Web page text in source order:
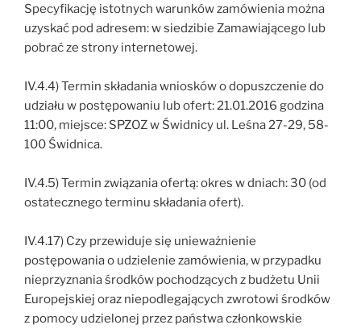
Specyfikację istotnych warunków zamówienia można
uzyskać pod adresem: w siedzibie Zamawiającego lub
pobrać ze strony internetowej.
IV.4.4) Termin składania wniosków o dopuszczenie do
udziału w postępowaniu lub ofert: 21.01.2016 godzina
11:00, miejsce: SPZOZ w Świdnicy ul. Leśna 27-29, 58-
100 Świdnica.
IV.4.5) Termin związania ofertą: okres w dniach: 30 (od
ostatecznego terminu składania ofert).
IV.4.17) Czy przewiduje się unieważnienie
postępowania o udzielenie zamówienia, w przypadku
nieprzyznania środków pochodzących z budżetu Unii
Europejskiej oraz niepodlegających zwrotowi środków
z pomocy udzielonej przez państwa członkowskie